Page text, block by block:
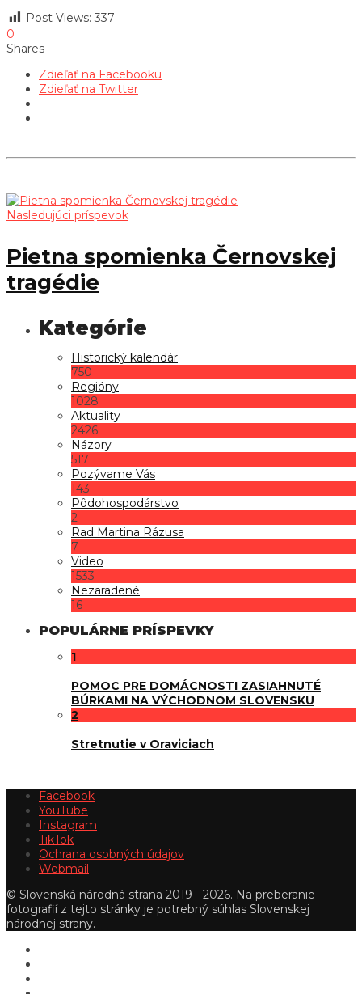
Post Views: 337
0
Shares
Zdieľať na Facebooku
Zdieľať na Twitter
Nasledujúci príspevok
Pietna spomienka Černovskej
tragédie
Historický kalendár
750
Regióny
1028
Aktuality
2426
Názory
517
Pozývame Vás
143
Pôdohospodárstvo
2
Rad Martina Rázusa
7
Video
1533
Nezaradené
16
POPULÁRNE PRÍSPEVKY
1
POMOC PRE DOMÁCNOSTI ZASIAHNUTÉ
BÚRKAMI NA VÝCHODNOM SLOVENSKU
2
Stretnutie v Oraviciach
Facebook
YouTube
Instagram
TikTok
Ochrana osobných údajov
Webmail
© Slovenská národná strana 2019 - 2026. Na preberanie
fotografií z tejto stránky je potrebný súhlas Slovenskej
národnej strany.